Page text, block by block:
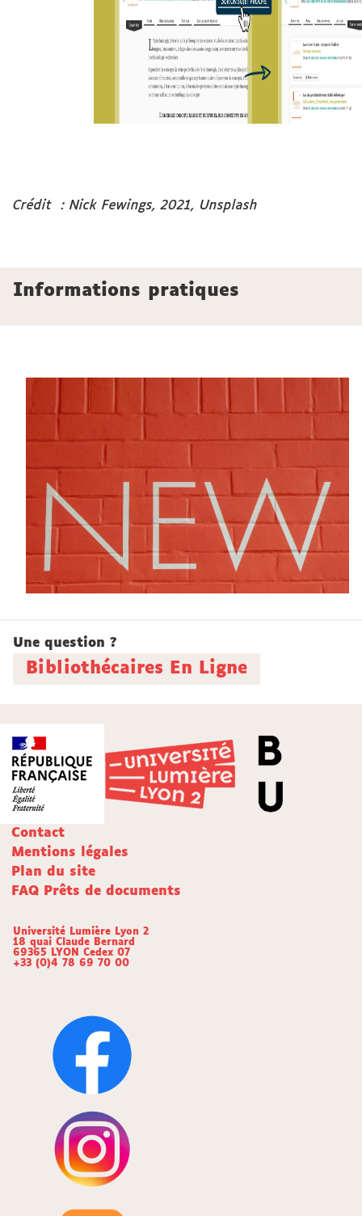
Crédit : Nick Fewings, 2021, Unsplash
Informations pratiques
Une question ?
Bibliothécaires En Ligne
Contact
Mentions légales
Plan du site
FAQ Prêts de documents
Université Lumière Lyon 2
18 quai Claude Bernard
69365 LYON Cedex 07
+33 (0)4 78 69 70 00